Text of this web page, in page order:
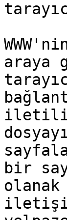
araya
iletilir
bir